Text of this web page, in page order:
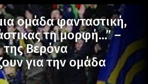
ομάδα φανταστική,
τη μορφή…” –
της Βερόνα
για την ομάδα